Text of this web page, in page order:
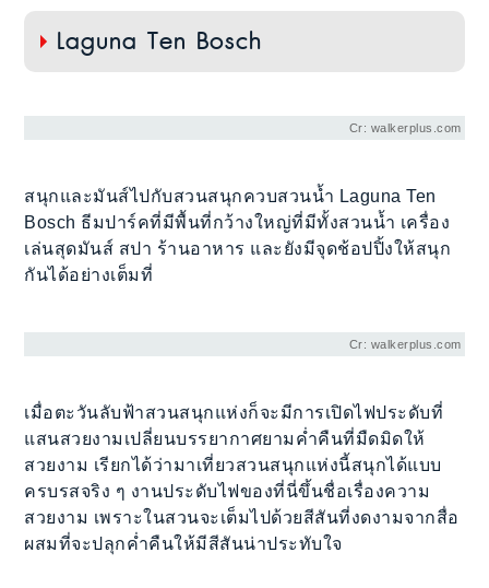
Laguna Ten Bosch
Cr: walkerplus.com
สนุกและมันส์ไปกับสวนสนุกควบสวนน้ำ Laguna Ten
Bosch ธีมปาร์คที่มีพื้นที่กว้างใหญ่ที่มีทั้งสวนน้ำ เครื่อง
เล่นสุดมันส์ สปา ร้านอาหาร และยังมีจุดช้อปปิ้งให้สนุก
กันได้อย่างเต็มที่
Cr: walkerplus.com
เมื่อตะวันลับฟ้าสวนสนุกแห่งก็จะมีการเปิดไฟประดับที่
แสนสวยงามเปลี่ยนบรรยากาศยามค่ำคืนที่มืดมิดให้
สวยงาม เรียกได้ว่ามาเที่ยวสวนสนุกแห่งนี้สนุกได้แบบ
ครบรสจริง ๆ งานประดับไฟของที่นี่ขึ้นชื่อเรื่องความ
สวยงาม เพราะในสวนจะเต็มไปด้วยสีสันที่งดงามจากสื่อ
ผสมที่จะปลุกค่ำคืนให้มีสีสันน่าประทับใจ